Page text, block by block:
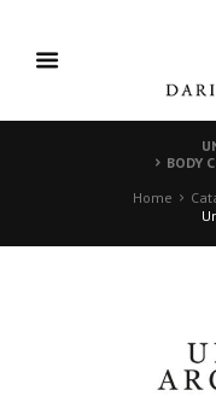
BODY
Home